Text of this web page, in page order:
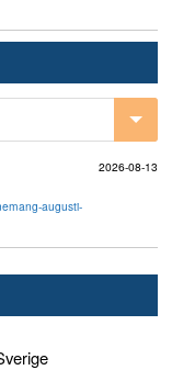
2026-08-13
augusti-